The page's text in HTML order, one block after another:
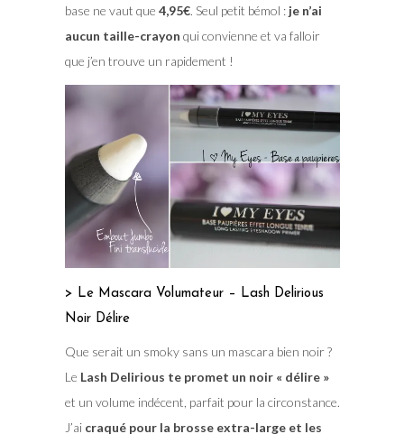
base ne vaut que 4,95€. Seul petit bémol :je n’ai
aucun taille-crayon qui convienne et va falloir
que j’en trouve un rapidement !
> Le Mascara Volumateur – Lash Delirious
Noir Délire
Que serait un smoky sans un mascara bien noir ?
Le Lash Delirious te promet un noir « délire »
et un volume indécent, parfait pour la circonstance.
J’ai craqué pour la brosse extra-large et les